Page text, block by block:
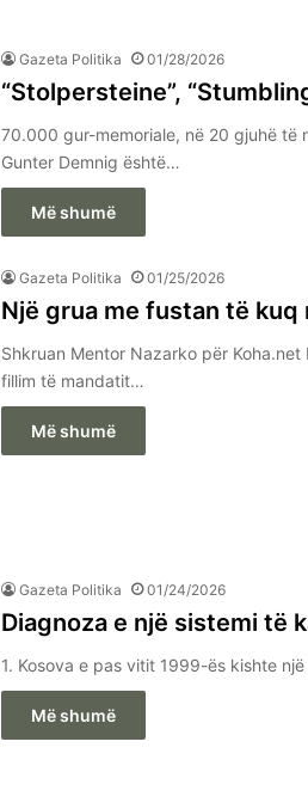
Gazeta Politika 01/28/2026
“Stolpersteine”,
70.000 gur-memoriale, në 20 gjuhë
Gunter Demnig është…
Më shumë
Gazeta Politika 01/25/2026
Një grua me fustan të kuq
Shkruan Mentor Nazarko për
fillim të mandatit…
Më shumë
Gazeta Politika 01/24/2026
Diagnoza e një sistemi të
1. Kosova e pas vitit 1999-ës kishte
Më shumë